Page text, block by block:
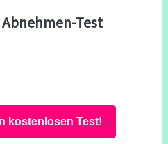
Test
kostenlosen Test!